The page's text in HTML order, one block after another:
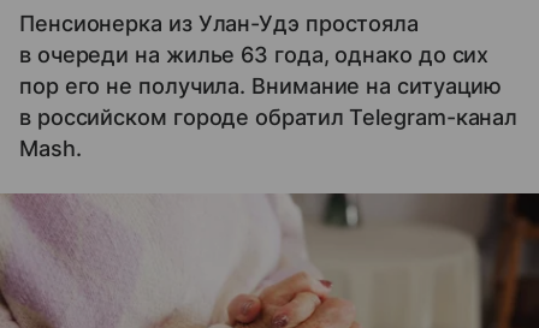
Пенсионерка из Улан-Удэ простояла
в очереди на жилье 63 года, однако до сих
пор его не получила. Внимание на ситуацию
в российском городе обратил Telegram-канал
Mash.